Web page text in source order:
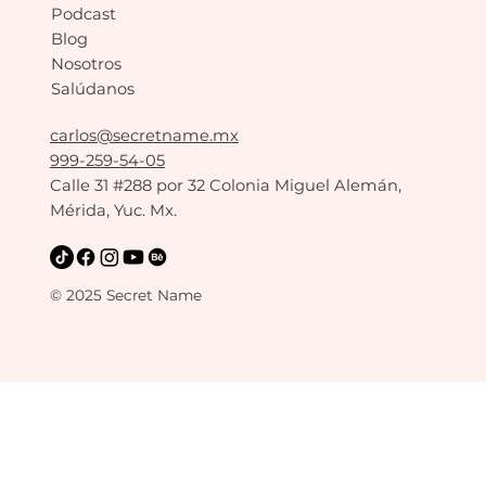
carlos@secretname.mx
999-259-54-05
Calle 31 #288 por 32 Colonia Miguel Alemán,
Mérida, Yuc. Mx.
Podcast
Blog
Nosotros
Salúdanos
© 2025 Secret Name